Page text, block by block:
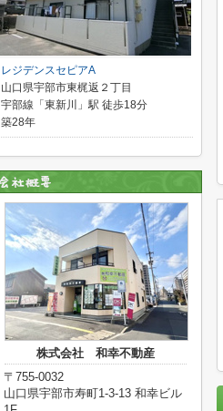
レジデンスセピアA
山口県宇部市東梶返２丁目
宇部線「東新川」駅 徒歩18分
築28年
株式会社 和幸不動産
〒755-0032
山口県宇部市寿町1-3-13 和幸ビル